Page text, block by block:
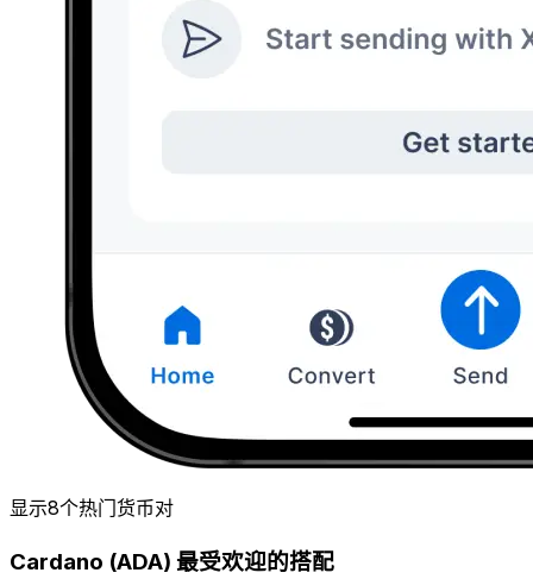
显示8个热门货币对
Cardano (ADA) 最受欢迎的搭配